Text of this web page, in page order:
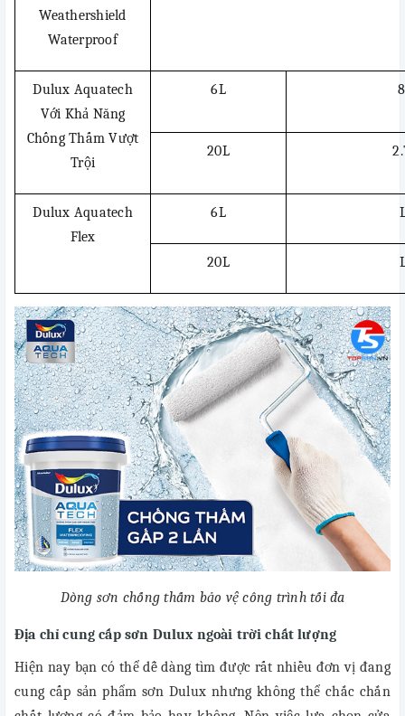
Weathershield
Waterproof
Dulux Aquatech
Với Khả Năng
Chống Thấm Vượt
Trội
6L
20L
Dulux Aquatech
Flex
6L
20L
Dòng sơn chống thấm bảo vệ công trình tối đa
Địa chỉ cung cấp sơn Dulux ngoài trời chất lượng
Hiện nay bạn có thể dễ dàng tìm được rất nhiều đơn vị đang
cung cấp sản phẩm sơn Dulux nhưng không thể chắc chắn